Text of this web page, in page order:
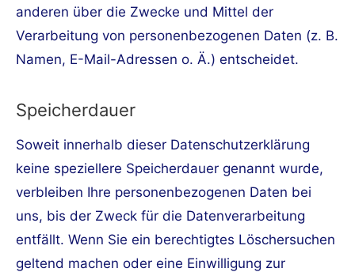
anderen über die Zwecke und Mittel der
Verarbeitung von personenbezogenen Daten (z. B.
Namen, E-Mail-Adressen o. Ä.) entscheidet.
Speicherdauer
Soweit innerhalb dieser Datenschutzerklärung
keine speziellere Speicherdauer genannt wurde,
verbleiben Ihre personenbezogenen Daten bei
uns, bis der Zweck für die Datenverarbeitung
entfällt. Wenn Sie ein berechtigtes Löschersuchen
geltend machen oder eine Einwilligung zur